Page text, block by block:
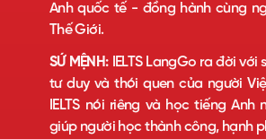
Anh quốc tế - đồng hành cùng
Thế Giới.
SỨ MỆNH:IELTS LangGo ra đời với
tư duy và thói quen của người
IELTS nói riêng và học tiếng Anh
giúp người học thành công, hạnh